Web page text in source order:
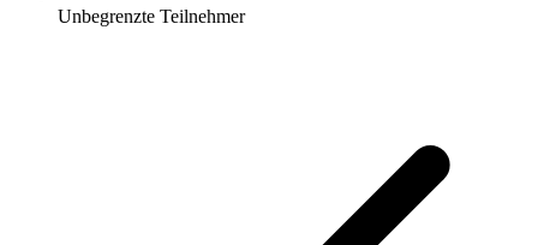
Unbegrenzte Teilnehmer